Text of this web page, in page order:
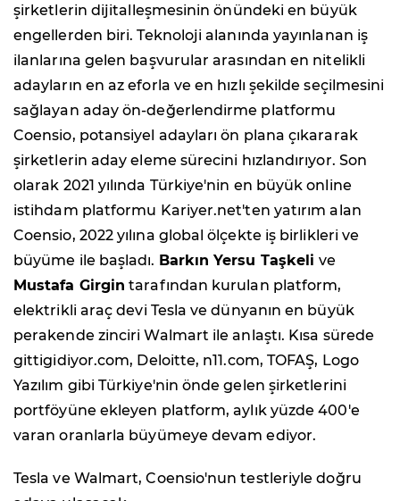
şirketlerin dijitalleşmesinin önündeki en büyük
engellerden biri. Teknoloji alanında yayınlanan iş
ilanlarına gelen başvurular arasından en nitelikli
adayların en az eforla ve en hızlı şekilde seçilmesini
sağlayan aday ön-değerlendirme platformu
Coensio, potansiyel adayları ön plana çıkararak
şirketlerin aday eleme sürecini hızlandırıyor. Son
olarak 2021 yılında Türkiye'nin en büyük online
istihdam platformu Kariyer.net'ten yatırım alan
Coensio, 2022 yılına global ölçekte iş birlikleri ve
büyüme ile başladı. Barkın Yersu Taşkelive
Mustafa Girgin tarafından kurulan platform,
elektrikli araç devi Tesla ve dünyanın en büyük
perakende zinciri Walmart ile anlaştı. Kısa sürede
gittigidiyor.com, Deloitte, n11.com, TOFAŞ, Logo
Yazılım gibi Türkiye'nin önde gelen şirketlerini
portföyüne ekleyen platform, aylık yüzde 400'e
varan oranlarla büyümeye devam ediyor.
Tesla ve Walmart, Coensio'nun testleriyle doğru